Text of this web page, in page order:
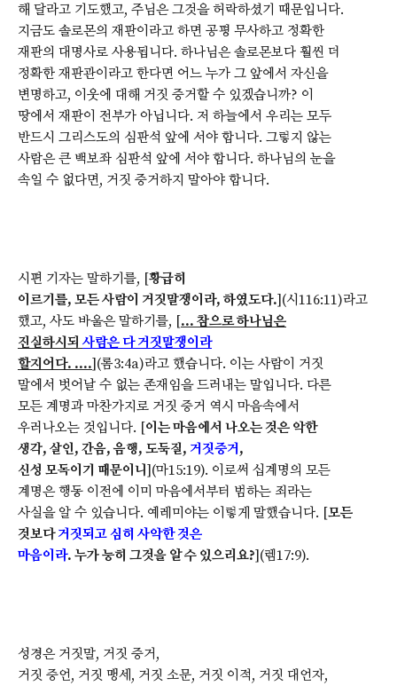
해 달라고 기도했고, 주님은 그것을 허락하셨기 때문입니다.
지금도 솔로몬의 재판이라고 하면 공평 무사하고 정확한
재판의 대명사로 사용됩니다. 하나님은 솔로몬보다 훨씬 더
정확한 재판관이라고 한다면 어느 누가 그 앞에서 자신을
변명하고, 이웃에 대해 거짓 증거할 수 있겠습니까? 이
땅에서 재판이 전부가 아닙니다. 저 하늘에서 우리는 모두
반드시 그리스도의 심판석 앞에 서야 합니다. 그렇지 않는
사람은 큰 백보좌 심판석 앞에 서야 합니다. 하나님의 눈을
속일 수 없다면, 거짓 증거하지 말아야 합니다.
시편 기자는 말하기를, [황급히
이르기를, 모든 사람이 거짓말쟁이라, 하였도다.](시116:11)라고
했고, 사도 바울은 말하기를, [... 참으로 하나님은
진실하시되 사람은 다 거짓말쟁이라
할지어다. ....](롬3:4a)라고 했습니다. 이는 사람이 거짓
말에서 벗어날 수 없는 존재임을 드러내는 말입니다. 다른
모든 계명과 마찬가지로 거짓 증거 역시 마음속에서
우러나오는 것입니다. [이는 마음에서 나오는 것은 악한
생각, 살인, 간음, 음행, 도둑질, 거짓증거,
신성 모독이기 때문이니](마15:19). 이로써 십계명의 모든
계명은 행동 이전에 이미 마음에서부터 범하는 죄라는
사실을 알 수 있습니다. 예레미야는 이렇게 말했습니다. [모든
것보다거짓되고 심히 사악한 것은
마음이라. 누가 능히 그것을 알 수 있으리요?](렘17:9).
성경은 거짓말, 거짓 증거,
거짓 증언, 거짓 맹세, 거짓 소문, 거짓 이적, 거짓 대언자,